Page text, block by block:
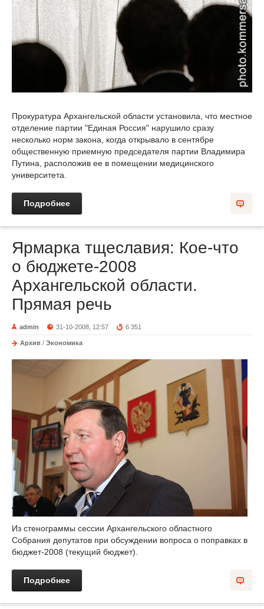
Прокуратура Архангельской области установила, что местное
отделение партии "Единая Россия" нарушило сразу
несколько норм закона, когда открывало в сентябре
общественную приемную председателя партии Владимира
Путина, расположив ее в помещении медицинского
университета.
Подробнее
Ярмарка тщеславия: Кое-что
о бюджете-2008
Архангельской области.
Прямая речь
admin 31-10-2008, 12:57 6 351
Архив / Экономика
Из стенограммы сессии Архангельского областного
Собрания депутатов при обсуждении вопроса о поправках в
бюджет-2008 (текущий бюджет).
Подробнее